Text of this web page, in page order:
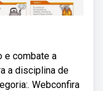
e combate a
a disciplina de
Webconfira